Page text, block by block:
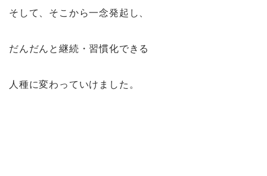
そして、そこから一念発起し、
だんだんと継続・習慣化できる
人種に変わっていけました。